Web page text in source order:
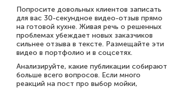
Попросите довольных клиентов записать
для вас 30-секундное видео-отзыв прямо
на готовой кухне. Живая речь о решенных
проблемах убеждает новых заказчиков
сильнее отзыва в тексте. Размещайте эти
видео в портфолио и в соцсетях.
Анализируйте, какие публикации собирают
больше всего вопросов. Если много
реакций на пост про выбор мойки,